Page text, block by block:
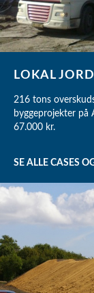
LOKAL
216 tons
byggeprojekter på
67.000 kr.
SE ALLE CASES